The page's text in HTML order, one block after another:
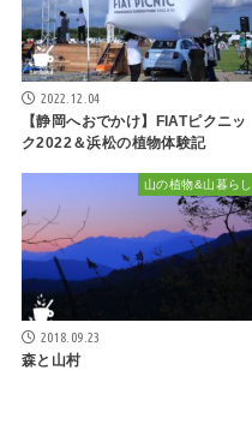
2022.12.04
【静岡へおでかけ】FIATピクニッ
ク2022＆浜松の植物体験記
山の植物&山暮らし
2018.09.23
森と山村